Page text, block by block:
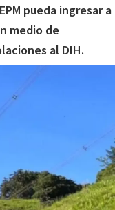
pueda ingresar a
medio de
al DIH.